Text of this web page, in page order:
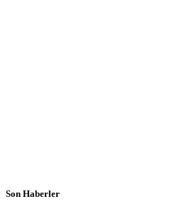
Son Haberler